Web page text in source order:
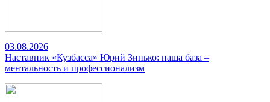
03.08.2026
Наставник «Кузбасса» Юрий Зинько: наша база –
ментальность и профессионализм